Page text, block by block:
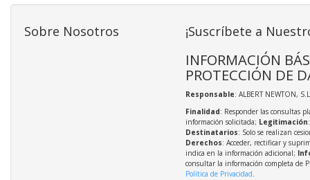
Sobre Nosotros ¡Suscríbete a
INFORMACIÓN
PROTECCIÓN DE
Responsable: ALBERT NEWTON,
Finalidad: Responder las consultas
información solicitada; Legitimación
Destinatarios: Solo se realizan
Derechos: Acceder, rectificar y
indica en la información adicional;
consultar la información completa de
Política de Privacidad.